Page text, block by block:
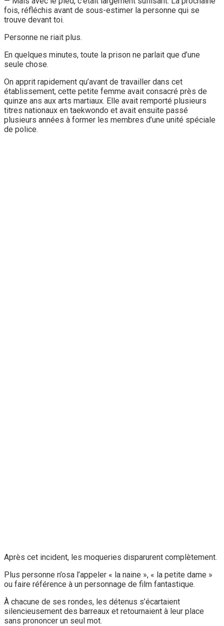
fois, réfléchis avant de sous-estimer la personne qui se
trouve devant toi.
Personne ne riait plus.
En quelques minutes, toute la prison ne parlait que d’une
seule chose.
On apprit rapidement qu’avant de travailler dans cet
établissement, cette petite femme avait consacré près de
quinze ans aux arts martiaux. Elle avait remporté plusieurs
titres nationaux en taekwondo et avait ensuite passé
plusieurs années à former les membres d’une unité spéciale
de police.
Après cet incident, les moqueries disparurent complètement.
Plus personne n’osa l’appeler « la naine », « la petite dame »
ou faire référence à un personnage de film fantastique.
À chacune de ses rondes, les détenus s’écartaient
silencieusement des barreaux et retournaient à leur place
sans prononcer un seul mot.